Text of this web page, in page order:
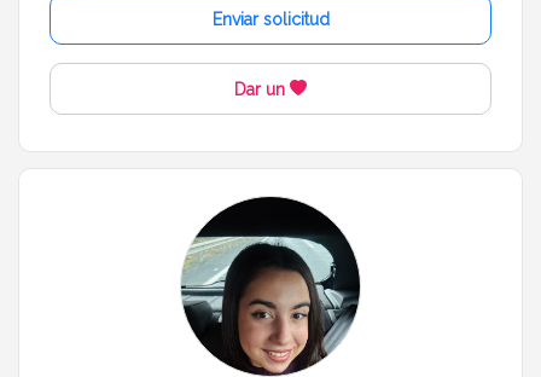
Enviar solicitud
Dar un